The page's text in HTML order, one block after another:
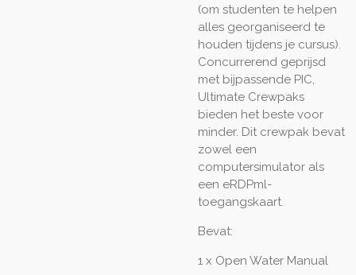
(om studenten te helpen
alles georganiseerd te
houden tijdens je cursus).
Concurrerend geprijsd
met bijpassende PIC,
Ultimate Crewpaks
bieden het beste voor
minder. Dit crewpak bevat
zowel een
computersimulator als
een eRDPml-
toegangskaart.
Bevat:
1 x Open Water Manual